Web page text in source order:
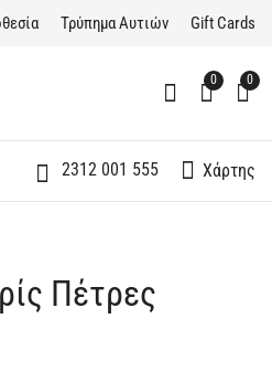
Τρύπημα Αυτιών Gift Cards
0 0
2312 001 555 Χάρτης
Ασημένιο 925
Επιχρυσωμένο
K9 Σειρέ Δαχτυλίδι
Λεπτό με Ζιργκόν
Πέτρες